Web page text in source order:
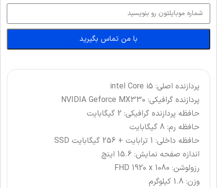
با من تماس بگیرید
پردازنده اصلی: intel Core i5
پردازنده گرافیکی: NVIDIA Geforce MX330
حافظه پردازنده گرافیکی: 2 گیگابایت
حافظه رم: 8 گیگابایت
حافظه داخلی: 1 ترابایت + 256 گیگابایت SSD
اندازه صفحه نمایش: 15.6 اینچ
رزولوشن: FHD 1920 x 1080
وزن: 1.8 کیلوگرم